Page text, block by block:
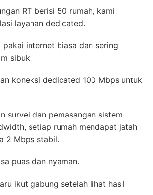
RT berisi 50 rumah, kami
layanan dedicated.
pakai internet biasa dan sering
sibuk.
koneksi dedicated 100 Mbps untuk
survei dan pemasangan sistem
setiap rumah mendapat jatah
2 Mbps stabil.
puas dan nyaman.
ikut gabung setelah lihat hasil